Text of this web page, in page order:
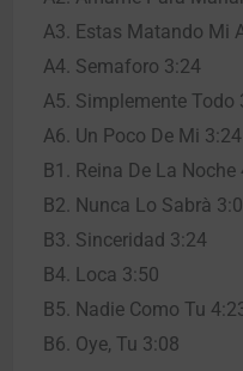
A3. Estas Matando Mi
A4. Semaforo 3:24
A5. Simplemente Todo
A6. Un Poco De Mi 3:24
B1. Reina De La Noche
B2. Nunca Lo Sabrà
B3. Sinceridad 3:24
B4. Loca 3:50
B5. Nadie Como Tu
B6. Oye, Tu 3:08